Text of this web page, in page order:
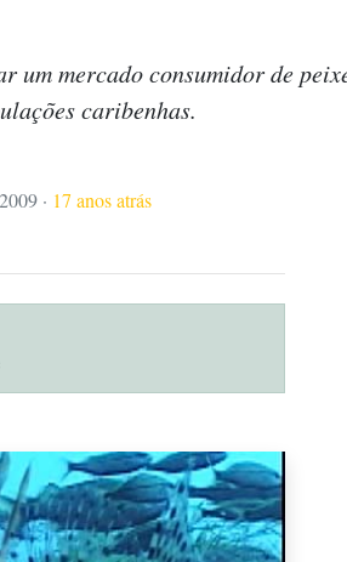
um mercado consumidor de
caribenhas.
· 17 anos atrás